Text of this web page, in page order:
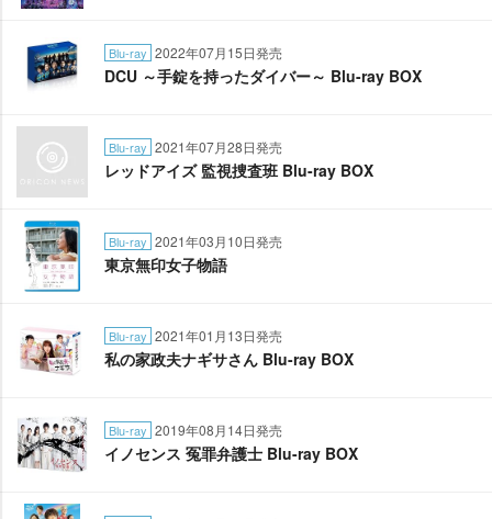
Blu-ray 2022年07月15日発売
DCU ～手錠を持ったダイバー～ Blu-ray BOX
Blu-ray 2021年07月28日発売
レッドアイズ 監視捜査班 Blu-ray BOX
Blu-ray 2021年03月10日発売
東京無印女子物語
Blu-ray 2021年01月13日発売
私の家政夫ナギサさん Blu-ray BOX
Blu-ray 2019年08月14日発売
イノセンス 冤罪弁護士 Blu-ray BOX